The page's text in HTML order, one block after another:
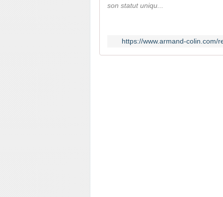
son statut uniqu...
https://www.armand-colin.com/